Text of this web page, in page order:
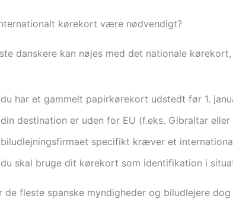
kørekort være nødvendigt?
danskere kan nøjes med det nationale
har et gammelt papirkørekort udstedt før 1.
destination er uden for EU (f.eks. Gibraltar
specifikt kræver et
skal bruge dit kørekort som identifikation i
de fleste spanske myndigheder og biludlejere